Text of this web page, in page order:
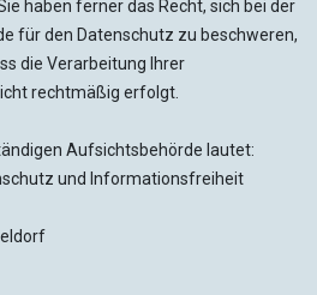
haben ferner das Recht, sich bei der
für den Datenschutz zu beschweren,
die Verarbeitung Ihrer
rechtmäßig erfolgt.
Aufsichtsbehörde lautet:
und Informationsfreiheit